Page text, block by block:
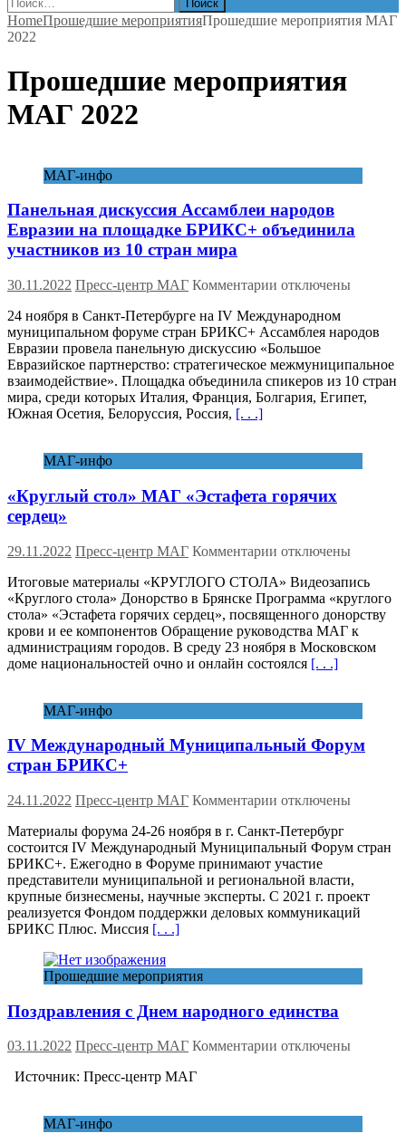
HomeПрошедшие мероприятияПрошедшие мероприятия МАГ
2022
Прошедшие мероприятия
МАГ 2022
МАГ-инфо
Панельная дискуссия Ассамблеи народов
Евразии на площадке БРИКС+ объединила
участников из 10 стран мира
30.11.2022 Пресс-центр МАГ Комментарии к
Панельная
дискуссия
Ассамблеи
народов
Евразии
на
10
отключены
24 ноября в Санкт-Петербурге на IV Международном
муниципальном форуме стран БРИКС+ Ассамблея народов
Евразии провела панельную дискуссию «Большое
Евразийское партнерство: стратегическое межмуниципальное
взаимодействие». Площадка объединила спикеров из 10 стран
мира, среди которых Италия, Франция, Болгария, Египет,
Южная Осетия, Белоруссия, Россия, [. . .]
МАГ-инфо
«Круглый стол» МАГ «Эстафета горячих
сердец»
29.11.2022 Пресс-центр МАГ Комментарии к
«Круглый
стол»
МАГ
«Эстафета
горячих
сердец»
отключены
Итоговые материалы «КРУГЛОГО СТОЛА» Видеозапись
«Круглого стола» Донорство в Брянске Программа «круглого
стола» «Эстафета горячих сердец», посвященного донорству
крови и ее компонентов Обращение руководства МАГ к
администрациям городов. В среду 23 ноября в Московском
доме национальностей очно и онлайн состоялся [. . .]
МАГ-инфо
IV Международный Муниципальный Форум
стран БРИКС+
24.11.2022 Пресс-центр МАГ Комментарии к
IV
Международный
Муниципальный
Форум
стран
БРИКС+
отключены
Материалы форума 24-26 ноября в г. Санкт-Петербург
состоится IV Международный Муниципальный Форум стран
БРИКС+. Ежегодно в Форуме принимают участие
представители муниципальной и региональной власти,
крупные бизнесмены, научные эксперты. С 2021 г. проект
реализуется Фондом поддержки деловых коммуникаций
БРИКС Плюс. Миссия [. . .]
Прошедшие мероприятия
Поздравления с Днем народного единства
03.11.2022 Пресс-центр МАГ Комментарии котключены
Источник: Пресс-центр МАГ
МАГ-инфо